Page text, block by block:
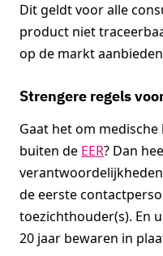
Dit geldt voor alle
product niet
op de markt
Strengere regels
Gaat het om
buiten de EER? Dan
de eerste
toezichthouder(s). En
20 jaar bewaren in